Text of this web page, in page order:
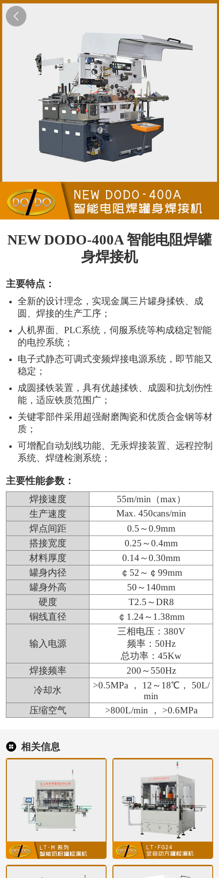
NEW DODO-400A 智能电阻焊罐
身焊接机
主要特点：
全新的设计理念，实现金属三片罐身揉铁、成
圆、焊接的生产工序；
人机界面、PLC系统，伺服系统等构成稳定智能
的电控系统；
电子式静态可调式变频焊接电源系统，即节能又
稳定；
成圆揉铁装置，具有优越揉铁、成圆和抗划伤性
能，适应铁质范围广；
关键零部件采用超强耐磨陶瓷和优质合金钢等材
质；
可增配自动划线功能、无汞焊接装置、远程控制
系统、焊缝检测系统；
主要性能参数：
焊接速度
55m/min（max）
生产速度
Max. 450cans/min
焊点间距
0.5～0.9mm
搭接宽度
0.25～0.4mm
材料厚度
0.14～0.30mm
罐身内径
￠52～￠99mm
罐身外高
50～140mm
硬度
T2.5～DR8
铜线直径
￠1.24～1.38mm
输入电源
三相电压：380V
频率：50Hz
总功率：45Kw
焊接频率
200～550Hz
冷却水
>0.5MPa ， 12～18℃， 50L/
min
压缩空气
>800L/min ， >0.6MPa
相关信息